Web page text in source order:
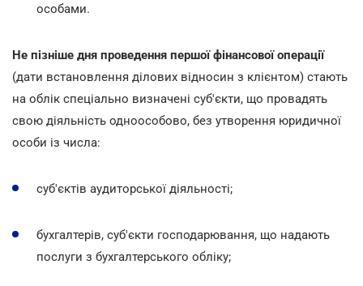
особами.
Не пізніше дня проведення першої фінансової операції
(дати встановлення ділових відносин з клієнтом) стають
на облік спеціально визначені суб'єкти, що провадять
свою діяльність одноособово, без утворення юридичної
особи із числа:
суб'єктів аудиторської діяльності;
бухгалтерів, суб'єкти господарювання, що надають
послуги з бухгалтерського обліку;